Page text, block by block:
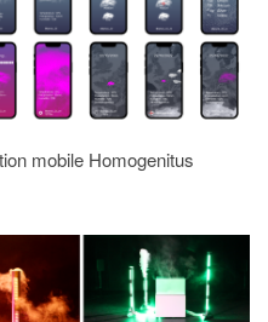
mobile Homogenitus